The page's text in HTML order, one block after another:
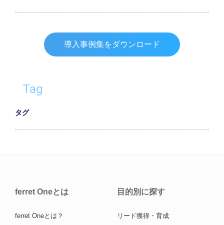
導入事例集をダウンロード
Tag
タグ
ferret Oneとは
ferret Oneとは？
目的別に探す
リード獲得・育成